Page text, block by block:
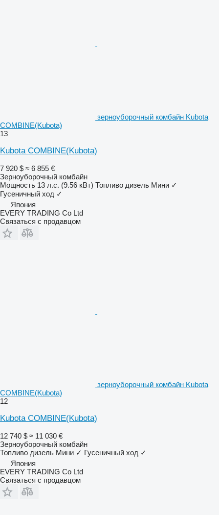
зерноуборочный комбайн Kubota
COMBINE(Kubota)
13
Kubota COMBINE(Kubota)
7 920 $ ≈ 6 855 €
Зерноуборочный комбайн
Мощность 13 л.с. (9.56 кВт) Топливо дизель Мини ✓
Гусеничный ход ✓
Япония
EVERY TRADING Co Ltd
Связаться с продавцом
зерноуборочный комбайн Kubota
COMBINE(Kubota)
12
Kubota COMBINE(Kubota)
12 740 $ ≈ 11 030 €
Зерноуборочный комбайн
Топливо дизель Мини ✓ Гусеничный ход ✓
Япония
EVERY TRADING Co Ltd
Связаться с продавцом